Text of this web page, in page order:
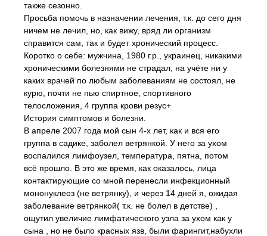
также сезонно.
Просьба помочь в назначении лечения, т.к. до сего дня
ничем не лечил, но, как вижу, вряд ли организм
справится сам, так и будет хронический процесс.
Коротко о себе: мужчина, 1980 г.р., украинец, никакими
хроническими болезнями не страдал, на учёте ни у
каких врачей по любым заболеваниям не состоял, не
курю, почти не пью спиртное, спортивного
телосложения, 4 группа крови резус+
История симптомов и болезни.
В апреле 2007 года мой сын 4-х лет, как и вся его
группа в садике, заболел ветрянкой. У него за ухом
воспалился лимфоузел, температура, пятна, потом
всё прошло. В это же время, как оказалось, лица
контактирующие со мной перенесли инфекционный
мононуклеоз (не ветрянку), и через 14 дней я, ожидая
заболевание ветрянкой( т.к. не болел в детстве) ,
ощутил увеличие лимфатического узла за ухом как у
сына , но не было красных язв, были фарингит,набухли